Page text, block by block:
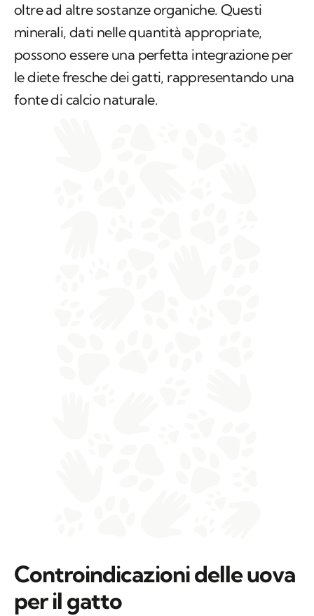
oltre ad altre sostanze organiche. Questi
minerali, dati nelle quantità appropriate,
possono essere una perfetta integrazione per
le diete fresche dei gatti, rappresentando una
fonte di calcio naturale.
Controindicazioni delle uova
per il gatto